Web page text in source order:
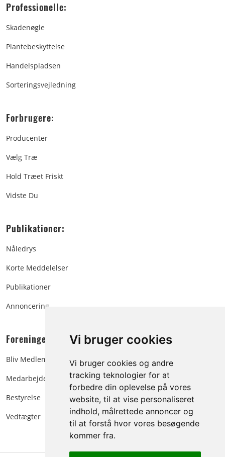
Vi bruger cookies
Vi bruger cookies og andre
tracking teknologier for at
forbedre din oplevelse på vores
website, til at vise personaliseret
indhold, målrettede annoncer og
til at forstå hvor vores besøgende
kommer fra.
Professionelle:
Skadenøgle
Plantebeskyttelse
Handelspladsen
Sorteringsvejledning
Forbrugere:
Producenter
Vælg Træ
Hold Træet Friskt
Vidste Du
Publikationer:
Nåledrys
Korte Meddelelser
Publikationer
Annoncering
Foreningen:
Bliv Medlem
Medarbejdere
Bestyrelse
Vedtægter